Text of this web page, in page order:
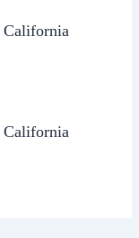
California
California